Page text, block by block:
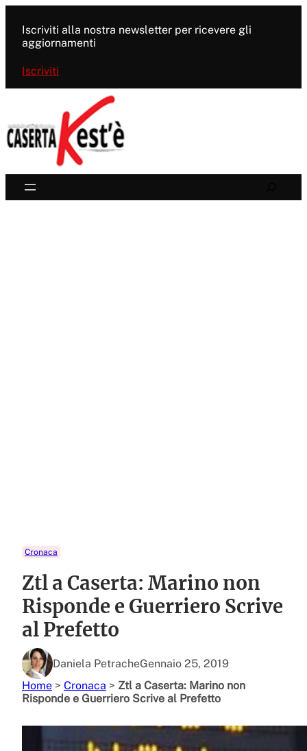
contenuto
Iscriviti alla nostra newsletter per ricevere gli
aggiornamenti
Iscriviti
Cronaca
Ztl a Caserta: Marino non
Risponde e Guerriero Scrive
al Prefetto
Daniela PetracheGennaio 25, 2019
Home > Cronaca > Ztl a Caserta: Marino non
Risponde e Guerriero Scrive al Prefetto